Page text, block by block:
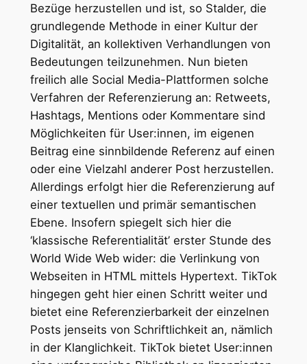
Bezüge herzustellen und ist, so Stalder, die
grundlegende Methode in einer Kultur der
Digitalität, an kollektiven Verhandlungen von
Bedeutungen teilzunehmen. Nun bieten
freilich alle Social Media-Plattformen solche
Verfahren der Referenzierung an: Retweets,
Hashtags, Mentions oder Kommentare sind
Möglichkeiten für User:innen, im eigenen
Beitrag eine sinnbildende Referenz auf einen
oder eine Vielzahl anderer Post herzustellen.
Allerdings erfolgt hier die Referenzierung auf
einer textuellen und primär semantischen
Ebene. Insofern spiegelt sich hier die
‘klassische Referentialität’ erster Stunde des
World Wide Web wider: die Verlinkung von
Webseiten in HTML mittels Hypertext. TikTok
hingegen geht hier einen Schritt weiter und
bietet eine Referenzierbarkeit der einzelnen
Posts jenseits von Schriftlichkeit an, nämlich
in der Klanglichkeit. TikTok bietet User:innen